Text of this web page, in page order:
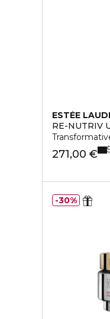
ESTÉE
RE-NUTRIV
271,00 €
30%